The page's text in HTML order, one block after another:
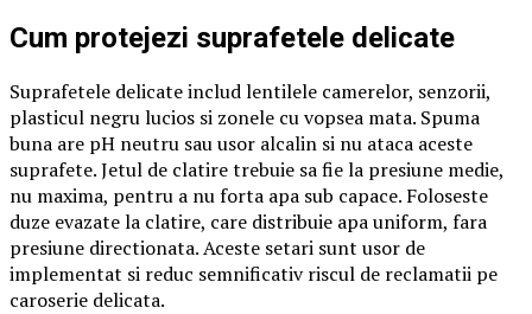
Cum protejezi suprafetele delicate
Suprafetele delicate includ lentilele camerelor, senzorii,
plasticul negru lucios si zonele cu vopsea mata. Spuma
buna are pH neutru sau usor alcalin si nu ataca aceste
suprafete. Jetul de clatire trebuie sa fie la presiune medie,
nu maxima, pentru a nu forta apa sub capace. Foloseste
duze evazate la clatire, care distribuie apa uniform, fara
presiune directionata. Aceste setari sunt usor de
implementat si reduc semnificativ riscul de reclamatii pe
caroserie delicata.